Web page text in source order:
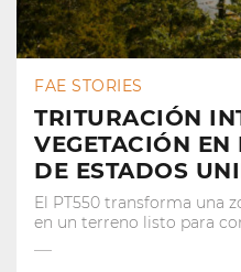
FAE STORIES
TRITURACIÓN
VEGETACIÓN EN
DE ESTADOS
El PT550 transforma una
en un terreno listo para